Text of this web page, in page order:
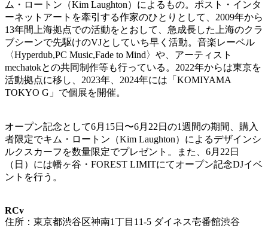
ム・ロートン（Kim Laughton）によるもの。ポスト・インタ
ーネットアートを牽引する作家のひとりとして、2009年から
13年間上海拠点での活動をとおして、急成長した上海のクラ
ブシーンで先駆けのVJとしていち早く活動。音楽レーベル
〈Hyperdub,PC Music,Fade to Mind〉や、アーティスト
mechatokとの共同制作等も行っている。2022年からは東京を
活動拠点に移し、2023年、2024年には「KOMIYAMA
TOKYO G」で個展を開催。
オープン記念として6月15日〜6月22日の1週間の期間、購入
者限定でキム・ロートン（Kim Laughton）によるデザインシ
ルクスカーフを数量限定でプレゼント。また、6月22日
（日）には幡ヶ谷・FOREST LIMITにてオープン記念DJイベ
ントを行う。
RCv
住所：東京都渋谷区神南1丁目11-5 ダイネス壱番館渋谷